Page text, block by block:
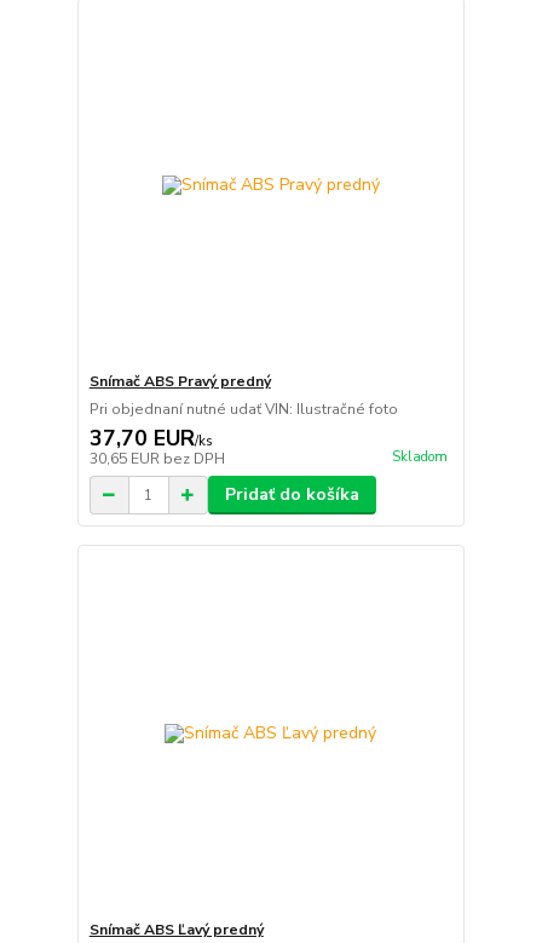
Snímač ABS Pravý predný
Pri objednaní nutné udať VIN: Ilustračné foto
37,70 EUR/ks
30,65 EUR bez DPH Skladom
Pridať do košíka
Snímač ABS Ľavý predný